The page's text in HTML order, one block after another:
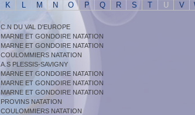
K L M N O P Q R S T U V
C.N DU VAL D'EUROPE
MARNE ET GONDOIRE NATATION
MARNE ET GONDOIRE NATATION
COULOMMIERS NATATION
A.S PLESSIS-SAVIGNY
MARNE ET GONDOIRE NATATION
MARNE ET GONDOIRE NATATION
MARNE ET GONDOIRE NATATION
PROVINS NATATION
COULOMMIERS NATATION